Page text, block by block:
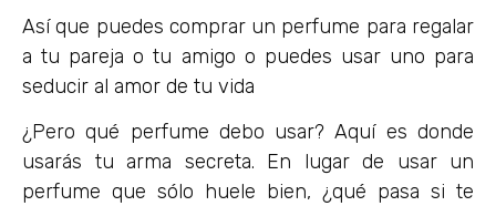
Así que puedes comprar un perfume para regalar
a tu pareja o tu amigo o puedes usar uno para
seducir al amor de tu vida
¿Pero qué perfume debo usar? Aquí es donde
usarás tu arma secreta. En lugar de usar un
perfume que sólo huele bien, ¿qué pasa si te